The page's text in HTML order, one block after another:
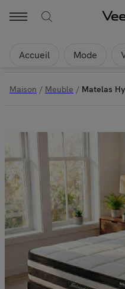
Accueil Mode
Maison / Meuble / Matelas